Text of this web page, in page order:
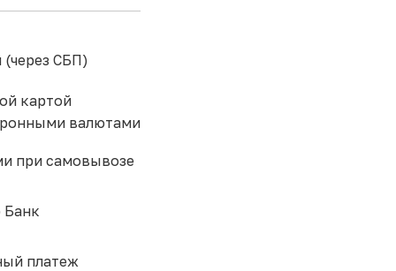
СБП)
картой
валютами
при самовывозе
Банк
платеж